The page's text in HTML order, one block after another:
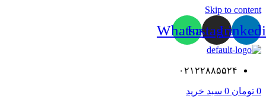
Skip to content
Instagram
Whatsapp
۰۲۱۲۲۸۸۵۵۲۴
0 تومان 0 سبد خرید